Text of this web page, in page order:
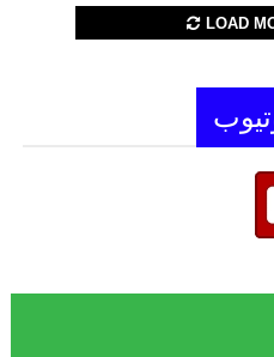
LOAD